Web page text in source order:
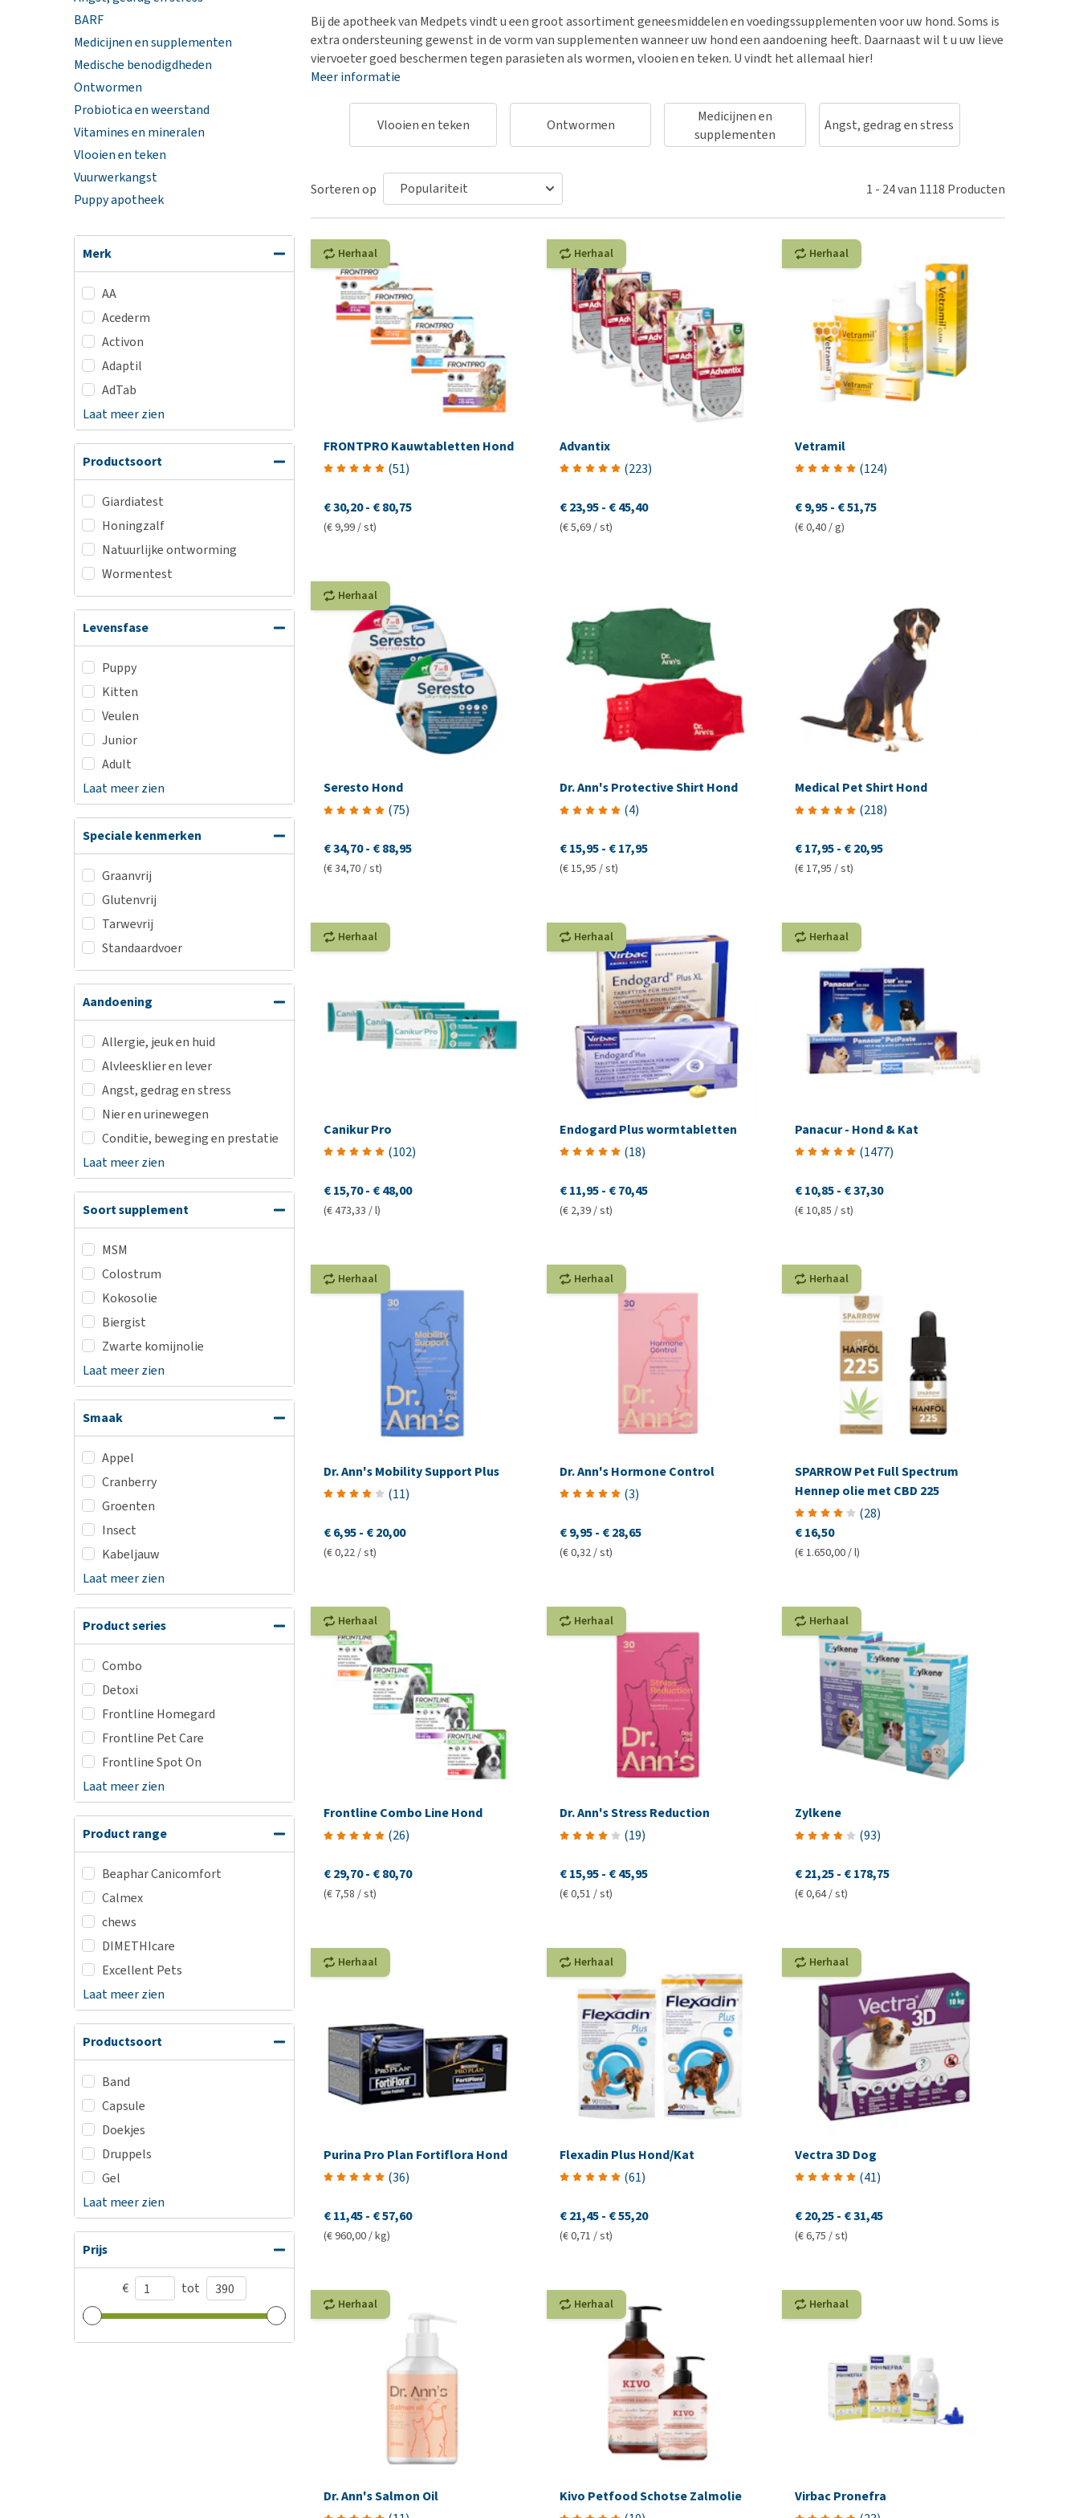
Biologisch hondenvoer
Vegan hondenvoer
Bench
Op reis en onderweg
Bekijk alles
Bekijk alles
Ouderdom en dementie
Overgewicht en conditie
Vruchtbaarheid
Bekijk alles
BARF
Medicijnen en supplementen
Medische benodigdheden
Ontwormen
Probiotica en weerstand
Vitamines en mineralen
Vlooien en teken
Vuurwerkangst
Puppy apotheek
Merk
AA
Acederm
Activon
Adaptil
AdTab
Laat meer zien
Productsoort
Giardiatest
Honingzalf
Natuurlijke ontworming
Wormentest
Levensfase
Puppy
Kitten
Veulen
Junior
Adult
Laat meer zien
Speciale kenmerken
Graanvrij
Glutenvrij
Tarwevrij
Standaardvoer
Aandoening
Allergie, jeuk en huid
Alvleesklier en lever
Angst, gedrag en stress
Nier en urinewegen
Conditie, beweging en prestatie
Laat meer zien
Soort supplement
MSM
Colostrum
Kokosolie
Biergist
Zwarte komijnolie
Laat meer zien
Smaak
Appel
Cranberry
Groenten
Insect
Kabeljauw
Laat meer zien
Product series
Combo
Detoxi
Frontline Homegard
Frontline Pet Care
Frontline Spot On
Laat meer zien
Product range
Beaphar Canicomfort
Calmex
chews
DIMETHIcare
Excellent Pets
Laat meer zien
Productsoort
Band
Capsule
Doekjes
Druppels
Gel
Laat meer zien
Prijs
€ tot
Bij de apotheek van Medpets vindt u een groot assortiment geneesmiddelen en voedingssupplementen voor uw hond. Soms is
extra ondersteuning gewenst in de vorm van supplementen wanneer uw hond een aandoening heeft. Daarnaast wil t u uw lieve
viervoeter goed beschermen tegen parasieten als wormen, vlooien en teken. U vindt het allemaal hier!
Meer informatie
Vlooien en teken Ontwormen
Medicijnen en
supplementen
Angst, gedrag en stress
Sorteren op 1 - 24van 1118 Producten
Herhaal
FRONTPRO Kauwtabletten Hond
(51)
€ 30,20- € 80,75
(€ 9,99 / st)
Herhaal
Advantix
(223)
€ 23,95 - € 45,40
(€ 5,69 / st)
Herhaal
Vetramil
(124)
€ 9,95- € 51,75
(€ 0,40 / g)
Herhaal
Seresto Hond
(75)
€ 34,70- € 88,95
(€ 34,70 / st)
Dr. Ann's Protective Shirt Hond
(4)
€ 15,95 - € 17,95
(€ 15,95 / st)
Medical Pet Shirt Hond
(218)
€ 17,95- € 20,95
(€ 17,95 / st)
Herhaal
Canikur Pro
(102)
€ 15,70- € 48,00
(€ 473,33 / l)
Herhaal
Endogard Plus wormtabletten
(18)
€ 11,95 - € 70,45
(€ 2,39 / st)
Herhaal
Panacur - Hond & Kat
(1477)
€ 10,85- € 37,30
(€ 10,85 / st)
Herhaal
Dr. Ann's Mobility Support Plus
(11)
€ 6,95- € 20,00
(€ 0,22 / st)
Herhaal
Dr. Ann's Hormone Control
(3)
€ 9,95 - € 28,65
(€ 0,32 / st)
Herhaal
SPARROW Pet Full Spectrum
Hennep olie met CBD 225
(28)
€ 16,50
(€ 1.650,00 / l)
Herhaal
Frontline Combo Line Hond
(26)
€ 29,70- € 80,70
(€ 7,58 / st)
Herhaal
Dr. Ann's Stress Reduction
(19)
€ 15,95 - € 45,95
(€ 0,51 / st)
Herhaal
Zylkene
(93)
€ 21,25- € 178,75
(€ 0,64 / st)
Herhaal
Purina Pro Plan Fortiflora Hond
(36)
€ 11,45- € 57,60
(€ 960,00 / kg)
Herhaal
Flexadin Plus Hond/Kat
(61)
€ 21,45 - € 55,20
(€ 0,71 / st)
Herhaal
Vectra 3D Dog
(41)
€ 20,25- € 31,45
(€ 6,75 / st)
Herhaal
Dr. Ann's Salmon Oil
Herhaal
Kivo Petfood Schotse Zalmolie
Herhaal
Virbac Pronefra